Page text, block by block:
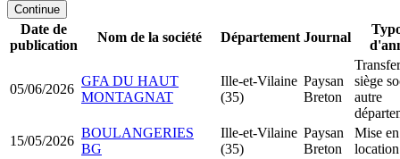
Continue
Date de
publication
Nom de la société Département Journal
05/06/2026
GFA DU HAUT
MONTAGNAT
Ille-et-Vilaine
(35)
Paysan
Breton
siège
autre
15/05/2026
BOULANGERIES
BG
Ille-et-Vilaine
(35)
Paysan
Breton
Mise en